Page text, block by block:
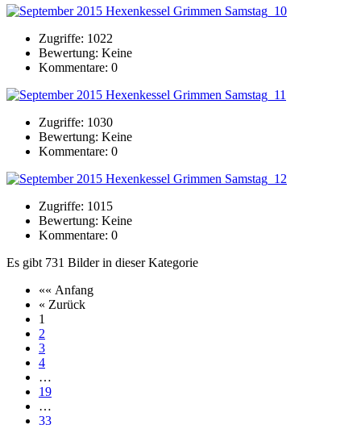
Zugriffe: 1022
Bewertung: Keine
Kommentare: 0
Zugriffe: 1030
Bewertung: Keine
Kommentare: 0
Zugriffe: 1015
Bewertung: Keine
Kommentare: 0
Es gibt 731 Bilder in dieser Kategorie
«« Anfang
« Zurück
1
2
3
4
…
19
…
33